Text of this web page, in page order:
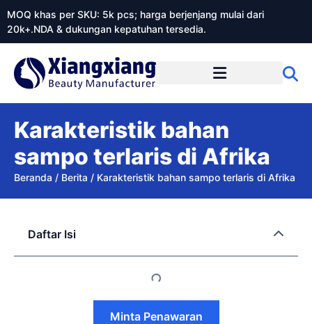
MOQ khas per SKU: 5k pcs; harga berjenjang mulai dari
20k+.NDA & dukungan kepatuhan tersedia.
Karakteristik bahan
sampo terlaris di Afrika
Beranda / Berita / Karakteristik bahan sampo terlaris di Afrika
Daftar Isi
Minta Penawaran